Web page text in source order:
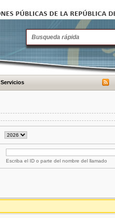
Servicios
Escriba el ID o parte del nombre del llamado